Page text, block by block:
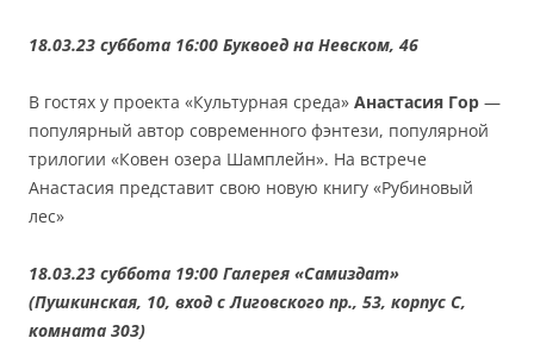
18.03.23 суббота 16:00 Буквоед на Невском, 46
В гостях у проекта «Культурная среда» Анастасия Гор —
популярный автор современного фэнтези, популярной
трилогии «Ковен озера Шамплейн». На встрече
Анастасия представит свою новую книгу «Рубиновый
лес»
18.03.23 суббота 19:00 Галерея «Самиздат»
(Пушкинская, 10, вход с Лиговского пр., 53, корпус С,
комната 303)